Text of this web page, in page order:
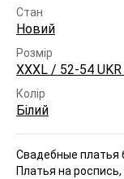
Стан
Новий
Розмір
XXXL / 52-54
Колір
Білий
Свадебные платья
Платья на роспись,